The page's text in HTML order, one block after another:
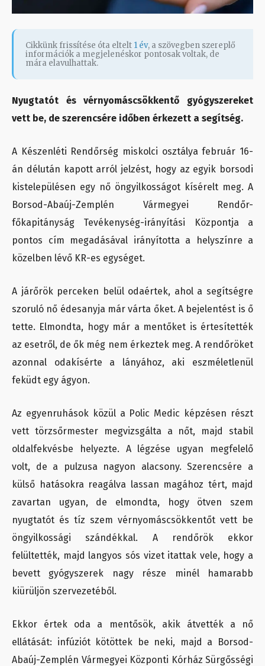
Cikkünk frissítése óta eltelt 1 év, a szövegben szereplő
információk a megjelenéskor pontosak voltak, de
mára elavulhattak.
Nyugtatót és vérnyomáscsökkentő gyógyszereket
vett be, de szerencsére időben érkezett a segítség.
A Készenléti Rendőrség miskolci osztálya február 16-
án délután kapott arról jelzést, hogy az egyik borsodi
kistelepülésen egy nő öngyilkosságot kísérelt meg. A
Borsod-Abaúj-Zemplén Vármegyei Rendőr-
főkapitányság Tevékenység-irányítási Központja a
pontos cím megadásával irányította a helyszínre a
közelben lévő KR-es egységet.
A járőrök perceken belül odaértek, ahol a segítségre
szoruló nő édesanyja már várta őket. A bejelentést is ő
tette. Elmondta, hogy már a mentőket is értesítették
az esetről, de ők még nem érkeztek meg. A rendőröket
azonnal odakísérte a lányához, aki eszméletlenül
feküdt egy ágyon.
Az egyenruhások közül a Polic Medic képzésen részt
vett törzsőrmester megvizsgálta a nőt, majd stabil
oldalfekvésbe helyezte. A légzése ugyan megfelelő
volt, de a pulzusa nagyon alacsony. Szerencsére a
külső hatásokra reagálva lassan magához tért, majd
zavartan ugyan, de elmondta, hogy ötven szem
nyugtatót és tíz szem vérnyomáscsökkentőt vett be
öngyilkossági szándékkal. A rendőrök ekkor
felültették, majd langyos sós vizet itattak vele, hogy a
bevett gyógyszerek nagy része minél hamarabb
kiürüljön szervezetéből.
Ekkor értek oda a mentősök, akik átvették a nő
ellátását: infúziót kötöttek be neki, majd a Borsod-
Abaúj-Zemplén Vármegyei Központi Kórház Sürgősségi